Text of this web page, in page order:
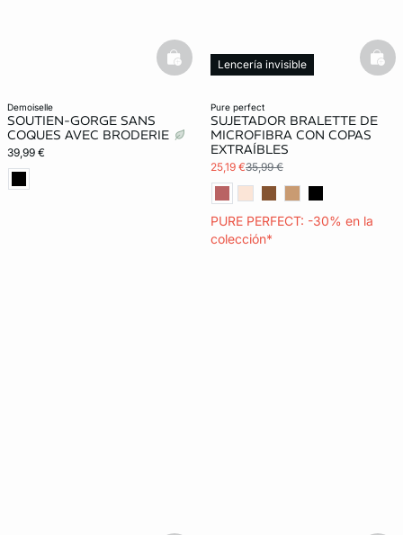
demoiselle
SOUTIEN-GORGE SANS
COQUES AVEC BRODERIE
39,99 €
basketfull
pure perfect
SUJETADOR BRALETTE DE
MICROFIBRA CON COPAS
EXTRAÍBLES
25,19 €35,99 €
PURE PERFECT: -30% en la
colección*
Lencería invisible